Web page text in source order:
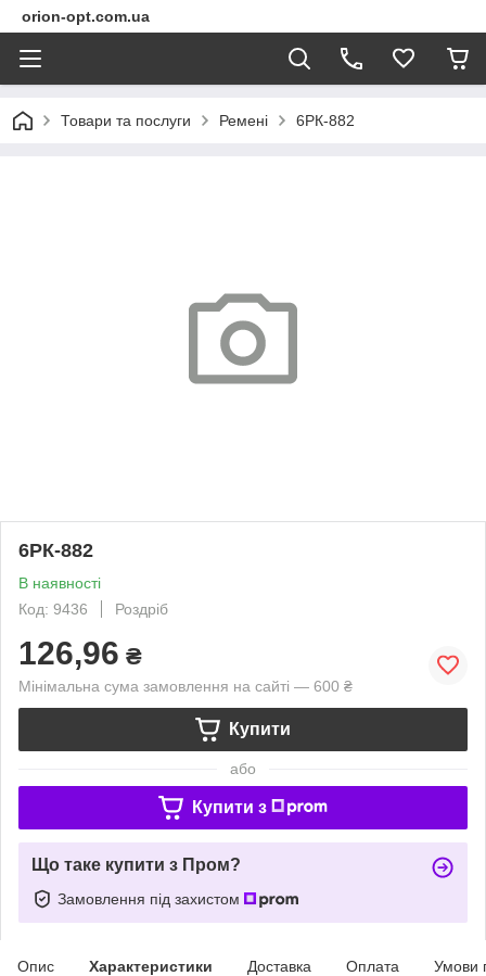
orion-opt.com.ua
Товари та послуги Ремені 6РК-882
6РК-882
В наявності
Код: 9436
Роздріб
126,96 ₴
Мінімальна сума замовлення на сайті — 600 ₴
Купити
або
Купити з
Що таке купити з Пром?
Замовлення під захистом
Опис Характеристики Доставка Оплата Умови